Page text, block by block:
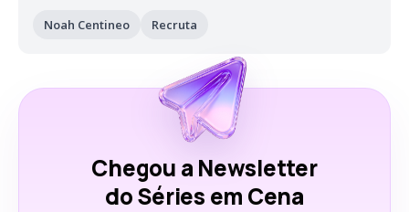
Noah Centineo Recruta
Chegou a Newsletter
do Séries em Cena